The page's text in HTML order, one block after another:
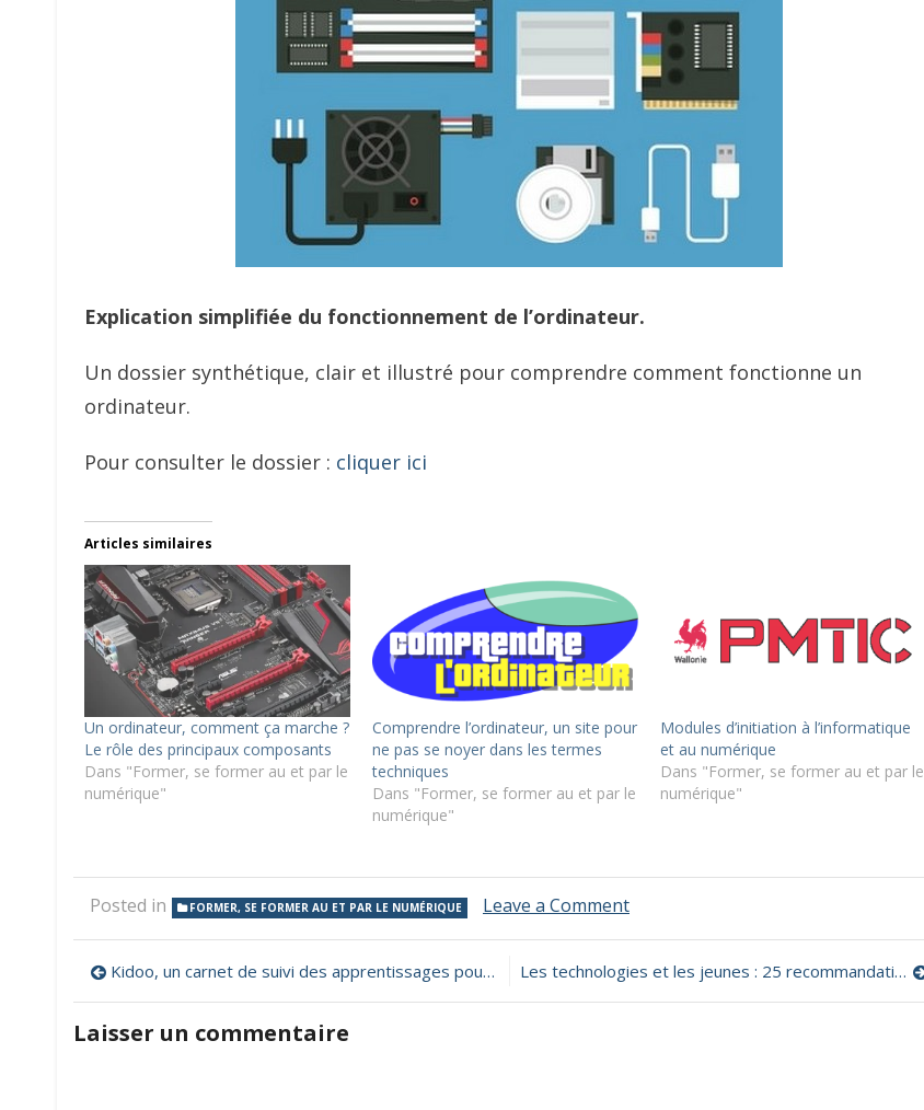
Explication simplifiée du fonctionnement de l’ordinateur.
Un dossier synthétique, clair et illustré pour comprendre comment fonctionne un
ordinateur.
Pour consulter le dossier : cliquer ici
Articles similaires
Un ordinateur, comment ça marche ?
Le rôle des principaux composants
Dans "Former, se former au et par le
numérique"
Comprendre l’ordinateur, un site pour
ne pas se noyer dans les termes
techniques
Dans "Former, se former au et par le
numérique"
Modules d’initiation à l’informatique
et au numérique
Dans "Former, se former au et par le
numérique"
Posted in FORMER, SE FORMER AU ET PAR LE NUMÉRIQUE Leave a Commenton
ça
marche
Navigation
de
l’article
Kidoo, un carnet de suivi des apprentissages pour la maternelle Les technologies et les jeunes : 25 recommandations pour aider les parents
Laisser un commentaire